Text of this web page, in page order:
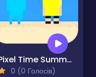
Pixel Time Summer
0 (0 Голосів)